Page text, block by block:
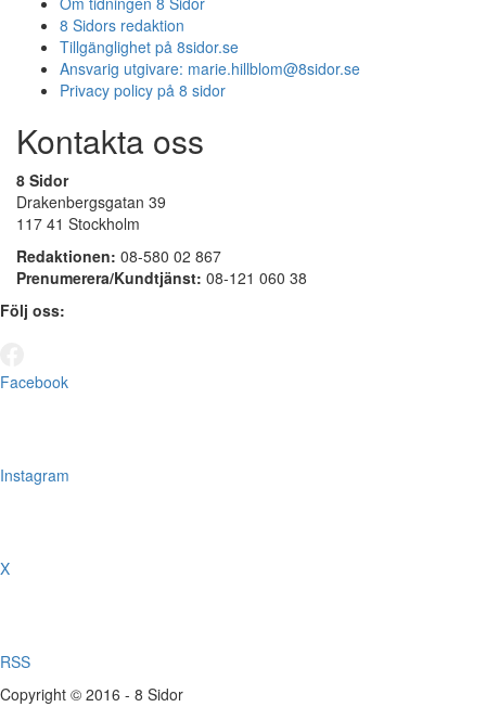
8 Sidors redaktion
Tillgänglighet på 8sidor.se
Ansvarig utgivare: marie.hillblom@8sidor.se
Privacy policy på 8 sidor
Kontakta oss
8 Sidor
Drakenbergsgatan 39
117 41 Stockholm
Redaktionen: 08-580 02 867
Prenumerera/Kundtjänst: 08-121 060 38
Följ oss:
Facebook
Instagram
X
RSS
Copyright © 2016 - 8 Sidor